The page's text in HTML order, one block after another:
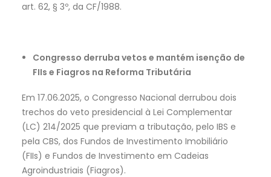
art. 62, § 3º, da CF/1988.
Congresso derruba vetos e mantém isenção de
FIIs e Fiagros na Reforma Tributária
Em 17.06.2025, o Congresso Nacional derrubou dois
trechos do veto presidencial à Lei Complementar
(LC) 214/2025 que previam a tributação, pelo IBS e
pela CBS, dos Fundos de Investimento Imobiliário
(FIIs) e Fundos de Investimento em Cadeias
Agroindustriais (Fiagros).